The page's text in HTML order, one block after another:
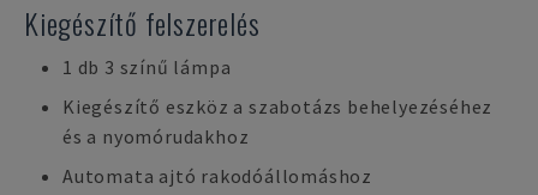
Kiegészítő felszerelés
1 db 3 színű lámpa
Kiegészítő eszköz a szabotázs behelyezéséhez
és a nyomórudakhoz
Automata ajtó rakodóállomáshoz